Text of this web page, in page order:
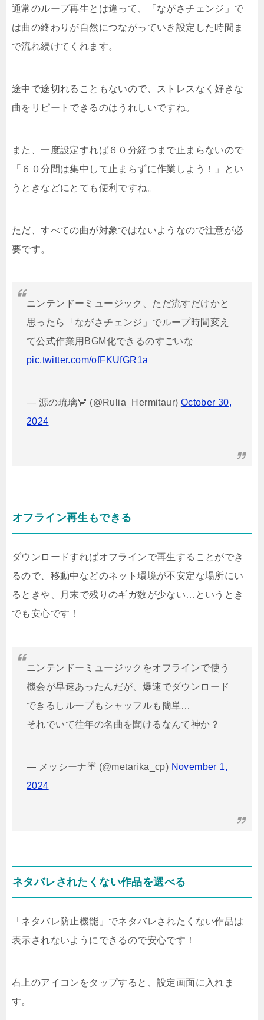
通常のループ再生とは違って、「ながさチェンジ」で
は曲の終わりが自然につながっていき設定した時間ま
で流れ続けてくれます。
途中で途切れることもないので、ストレスなく好きな
曲をリピートできるのはうれしいですね。
また、一度設定すれば６０分経つまで止まらないので
「６０分間は集中して止まらずに作業しよう！」とい
うときなどにとても便利ですね。
ただ、すべての曲が対象ではないようなので注意が必
要です。
ニンテンドーミュージック、ただ流すだけかと
思ったら「ながさチェンジ」でループ時間変え
て公式作業用BGM化できるのすごいな
pic.twitter.com/ofFKUfGR1a
— 源の琉璃🦀 (@Rulia_Hermitaur) October 30,
2024
オフライン再生もできる
ダウンロードすればオフラインで再生することができ
るので、移動中などのネット環境が不安定な場所にい
るときや、月末で残りのギガ数が少ない…というとき
でも安心です！
ニンテンドーミュージックをオフラインで使う
機会が早速あったんだが、爆速でダウンロード
できるしループもシャッフルも簡単…
それでいて往年の名曲を聞けるなんて神か？
— メッシーナ☔ (@metarika_cp) November 1,
2024
ネタバレされたくない作品を選べる
「ネタバレ防止機能」でネタバレされたくない作品は
表示されないようにできるので安心です！
右上のアイコンをタップすると、設定画面に入れま
す。